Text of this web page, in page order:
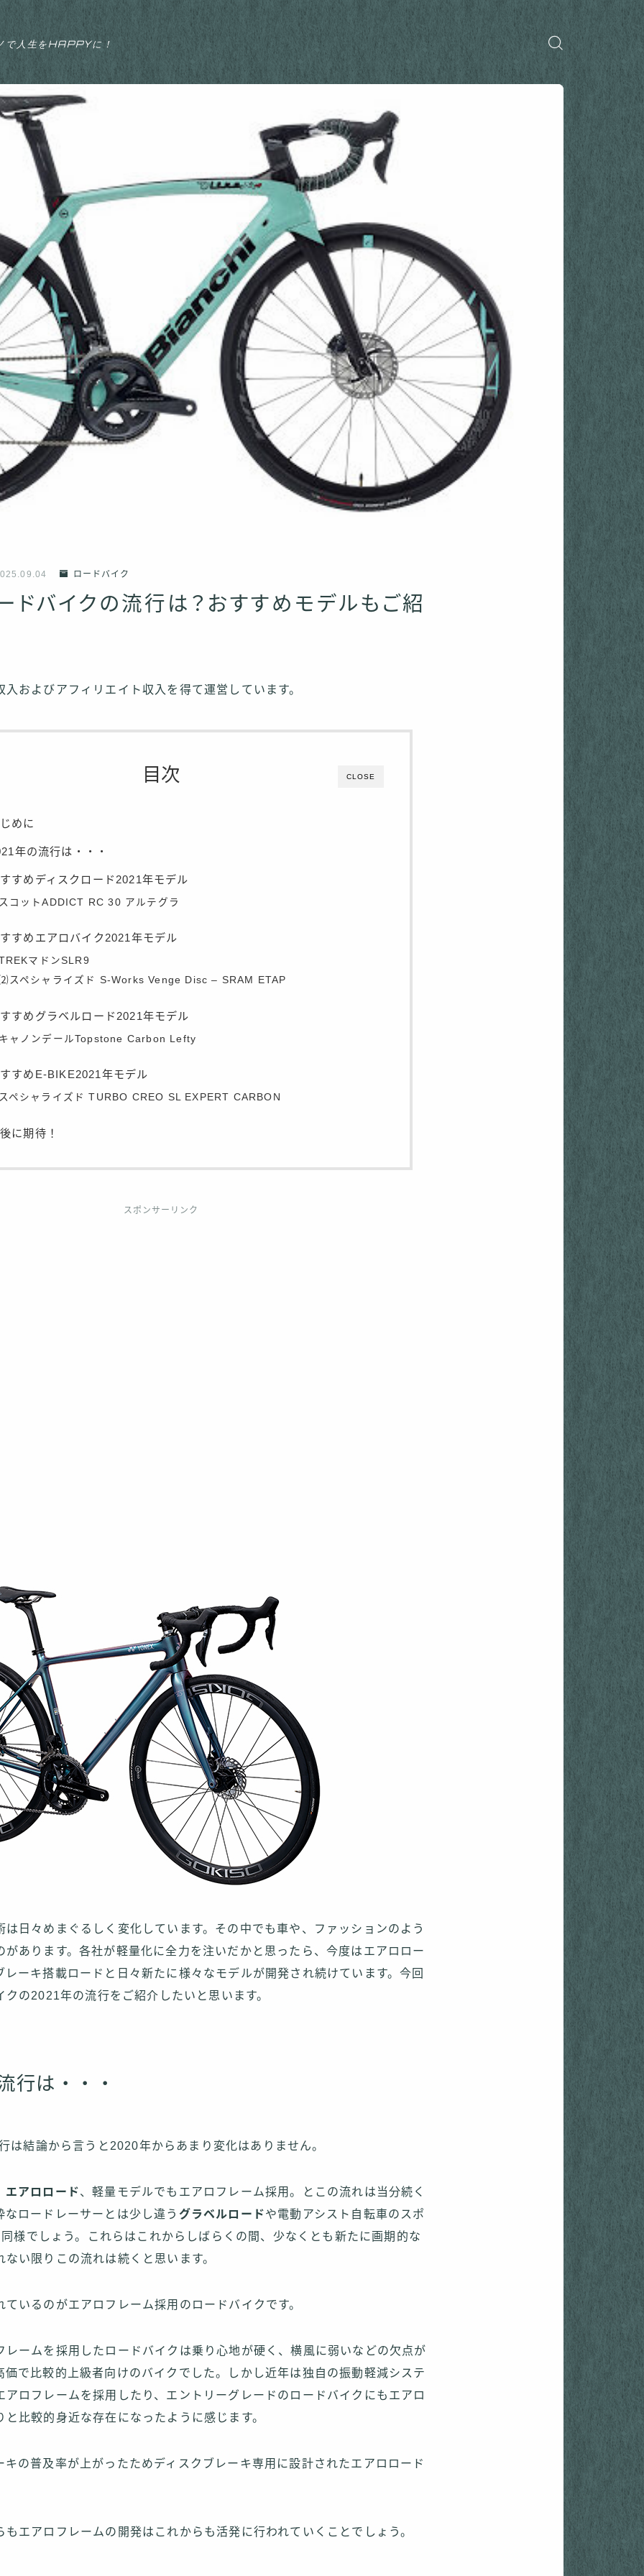
で人生をHAPPYに！
ロードバイク
ドバイクの流行は？おすすめモデルもご紹
およびアフィリエイト収入を得て運営しています。
CLOSE
目次
めに
年の流行は・・・
すめディスクロード2021年モデル
コットADDICT RC 30 アルテグラ
すめエアロバイク2021年モデル
マドンSLR9
スペシャライズド S-Works Venge Disc – SRAM ETAP
すめグラベルロード2021年モデル
ャノンデールTopstone Carbon Lefty
すめE-BIKE2021年モデル
ペシャライズド TURBO CREO SL EXPERT CARBON
に期待！
スポンサーリンク
は日々めまぐるしく変化しています。その中でも車や、ファッションのよう
があります。各社が軽量化に全力を注いだかと思ったら、今度はエアロロー
レーキ搭載ロードと日々新たに様々なモデルが開発され続けています。今回
クの2021年の流行をご紹介したいと思います。
行は・・・
は結論から言うと2020年からあまり変化はありません。
エアロロード、軽量モデルでもエアロフレーム採用。とこの流れは当分続く
なロードレーサーとは少し違う グラベルロードや電動アシスト自転車のスポ
様でしょう。これらはこれからしばらくの間、少なくとも新たに画期的な
い限りこの流れは続くと思います。
いるのがエアロフレーム採用のロードバイクです。
レームを採用したロードバイクは乗り心地が硬く、横風に弱いなどの欠点が
価で比較的上級者向けのバイクでした。しかし近年は独自の振動軽減システ
アロフレームを採用したり、エントリーグレードのロードバイクにもエアロ
比較的身近な存在になったように感じます。
キの普及率が上がったためディスクブレーキ専用に設計されたエアロロード
もエアロフレームの開発はこれからも活発に行われていくことでしょう。